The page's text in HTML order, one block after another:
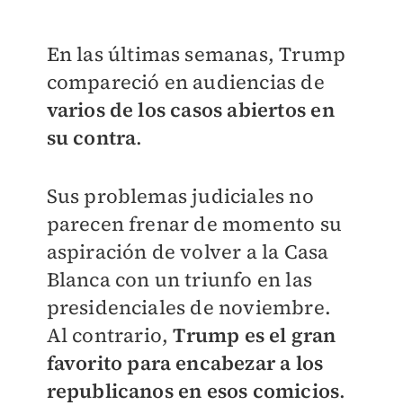
En las últimas semanas, Trump
compareció en audiencias de
varios de los casos abiertos en
su contra.
Sus problemas judiciales no
parecen frenar de momento su
aspiración de volver a la Casa
Blanca con un triunfo en las
presidenciales de noviembre.
Al contrario,Trump es el gran
favorito para encabezar a los
republicanos en esos comicios.